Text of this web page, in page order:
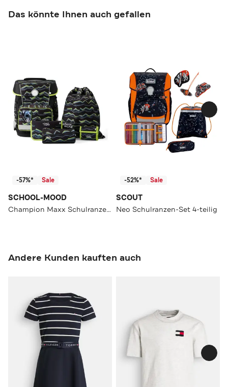
Das könnte Ihnen auch gefallen
-57%* Sale
SCHOOL-MOOD
Champion Maxx Schulranzen-Set 6-Teilig 2026
-52%* Sale
SCOUT
Neo Schulranzen-Set 4-teilig
Andere Kunden kauften auch